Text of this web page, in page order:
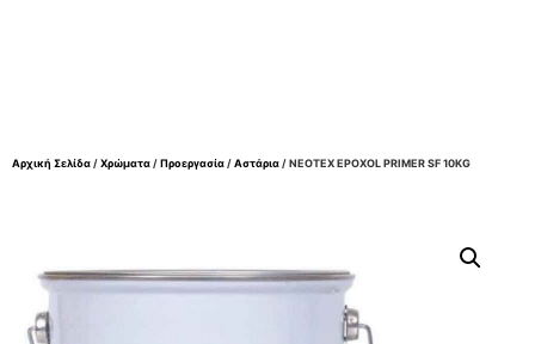
Αρχική Σελίδα/Χρώματα/Προεργασία/Αστάρια/ NEOTEX EPOXOL PRIMER SF 10KG